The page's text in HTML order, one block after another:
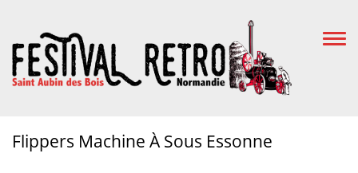
Flippers Machine À Sous Essonne